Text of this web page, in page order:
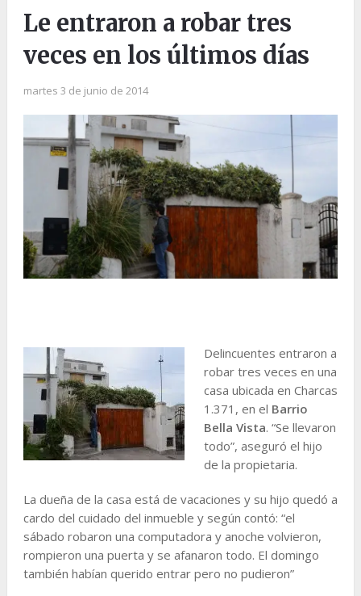
Le entraron a robar tres
veces en los últimos días
martes 3 de junio de 2014
Delincuentes entraron a
robar tres veces en una
casa ubicada en Charcas
1.371, en el Barrio
Bella Vista. “Se llevaron
todo”, aseguró el hijo
de la propietaria.
La dueña de la casa está de vacaciones y su hijo quedó a
cardo del cuidado del inmueble y según contó: “el
sábado robaron una computadora y anoche volvieron,
rompieron una puerta y se afanaron todo. El domingo
también habían querido entrar pero no pudieron”